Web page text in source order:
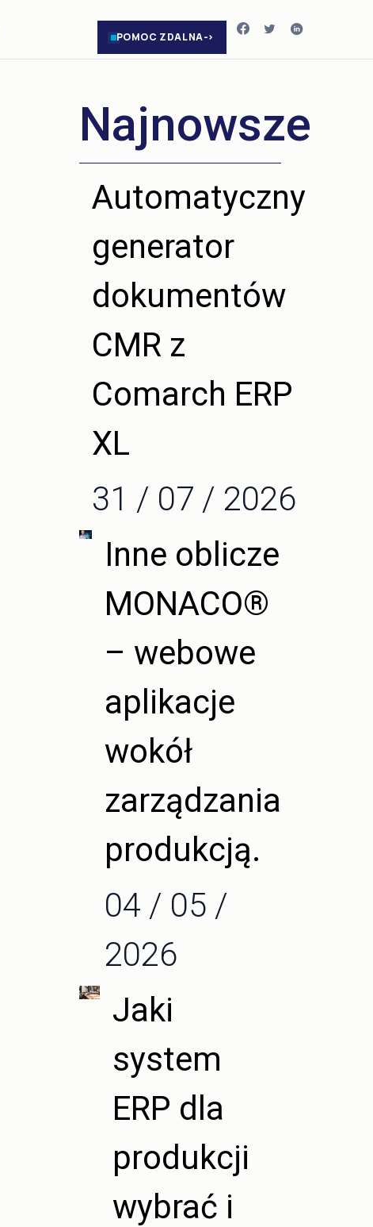
POMOC ZDALNA
Najnowsze
Automatyczny
generator
dokumentów
CMR z
Comarch ERP
XL
31 / 07 / 2026
Inne oblicze
MONACO®
– webowe
aplikacje
wokół
zarządzania
produkcją.
04 / 05 /
2026
Jaki
system
ERP dla
produkcji
wybrać i